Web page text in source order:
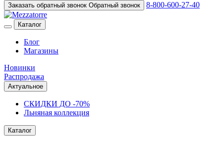
Заказать обратный звонок Обратный звонок 8-800-600-27-40
Каталог
Блог
Магазины
Новинки
Распродажа
Актуальное
СКИДКИ ДО -70%
Льняная коллекция
Каталог